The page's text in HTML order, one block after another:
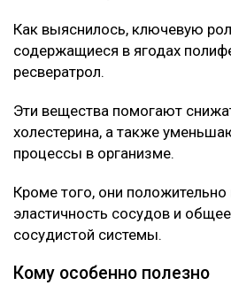
Как выяснилось, ключевую
содержащиеся в ягодах
ресвератрол.
Эти вещества помогают
холестерина, а также
процессы в организме.
Кроме того, они
эластичность сосудов и
сосудистой системы.
Кому особенно полезно